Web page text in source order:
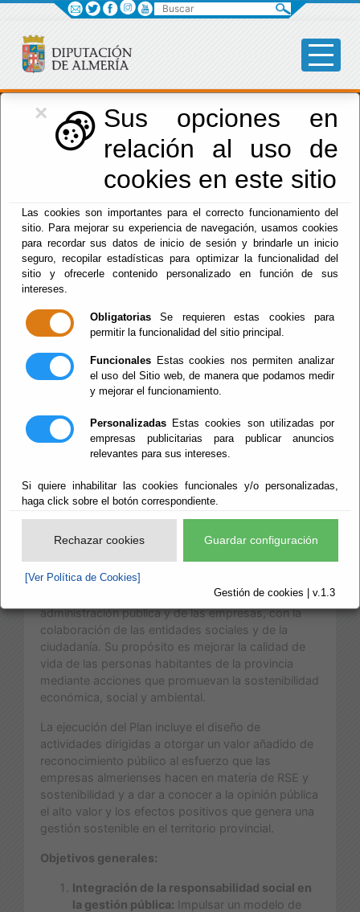
×
Sus opciones en
relación al uso de
cookies en este sitio
Las cookies son importantes para el correcto funcionamiento del
sitio. Para mejorar su experiencia de navegación, usamos cookies
para recordar sus datos de inicio de sesión y brindarle un inicio
seguro, recopilar estadísticas para optimizar la funcionalidad del
sitio y ofrecerle contenido personalizado en función de sus
intereses.
Obligatorias Se requieren estas cookies para
permitir la funcionalidad del sitio principal.
Funcionales Estas cookies nos permiten analizar
el uso del Sitio web, de manera que podamos medir
y mejorar el funcionamiento.
Personalizadas Estas cookies son utilizadas por
empresas publicitarias para publicar anuncios
relevantes para sus intereses.
Si quiere inhabilitar las cookies funcionales y/o personalizadas,
haga click sobre el botón correspondiente.
Rechazar cookies Guardar configuración
[Ver Política de Cookies]
Gestión de cookies | v.1.3
Desarrollo Económico
Menú Desarrollo Económico
Sostenibilidad 2024-2025
Escuchar
Plan Provincial
RSE-
Sostenibilidad
2024-2025
Resumen del Plan Provincial de Responsabilidad
Social Empresarial y Sostenibilidad de la
Plan Provincial de Responsabilidad Social
Empresarialy Sostenibilidad de la Diputación de
Almería es una estrategia que busca fomentar
prácticas responsables y sostenibles dentro de la
administración pública y de las empresas, con la
colaboración de las entidades sociales y de la
ciudadanía. Su propósito es mejorar la calidad de
vida de las personas habitantes de la provincia
mediante acciones que promuevan la sostenibilidad
económica, social y ambiental.
La ejecución del Plan incluye el diseño de
actividades dirigidas a otorgar un valor añadido de
reconocimiento público al esfuerzo que las
empresas almerienses hacen en materia de RSE y
sostenibilidad y a dar a conocer a la opinión pública
el alto valor y los efectos positivos que genera una
gestión sostenible en el territorio provincial.
Objetivos generales:
Integración de la responsabilidad social en
la gestión pública: Impulsar un modelo de
Buscar